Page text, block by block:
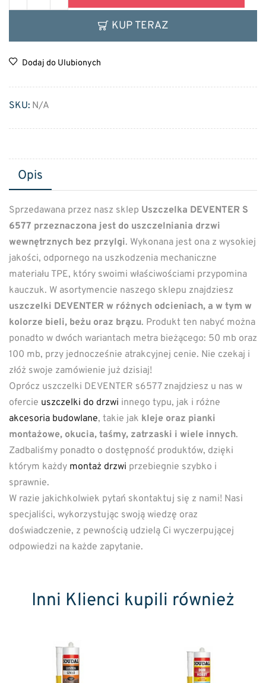
KUP TERAZ
Dodaj do Ulubionych
SKU: N/A
Opis
Sprzedawana przez nasz sklep Uszczelka DEVENTER S
6577 przeznaczona jest do uszczelniania drzwi
wewnętrznych bez przylgi. Wykonana jest ona z wysokiej
jakości, odpornego na uszkodzenia mechaniczne
materiału TPE, który swoimi właściwościami przypomina
kauczuk. W asortymencie naszego sklepu znajdziesz
uszczelki DEVENTER w różnych odcieniach, a w tym w
kolorze bieli, beżu oraz brązu. Produkt ten nabyć można
ponadto w dwóch wariantach metra bieżącego: 50 mb oraz
100 mb, przy jednocześnie atrakcyjnej cenie. Nie czekaj i
złóż swoje zamówienie już dzisiaj!
Oprócz uszczelki DEVENTER s6577 znajdziesz u nas w
ofercie uszczelki do drzwi innego typu, jak i różne
akcesoria budowlane, takie jak kleje oraz pianki
montażowe, okucia, taśmy, zatrzaski i wiele innych.
Zadbaliśmy ponadto o dostępność produktów, dzięki
którym każdy montaż drzwi przebiegnie szybko i
sprawnie.
W razie jakichkolwiek pytań skontaktuj się z nami! Nasi
specjaliści, wykorzystując swoją wiedzę oraz
doświadczenie, z pewnością udzielą Ci wyczerpującej
odpowiedzi na każde zapytanie.
Inni Klienci kupili również